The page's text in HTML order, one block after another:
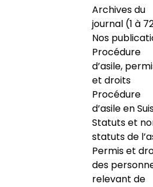
Archives du
journal (1 à
Nos
Procédure
d’asile,
et droits
Procédure
d’asile en
Statuts et
statuts de
Permis et
des
relevant de